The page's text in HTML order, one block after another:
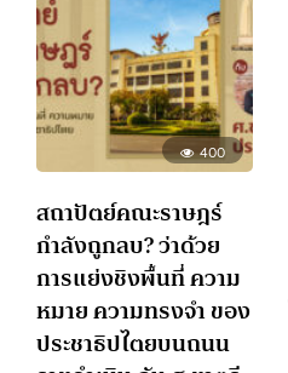
400
สถาปัตย์คณะราษฎร์
กำลังถูกลบ? ว่าด้วย
การแย่งชิงพื้นที่ ความ
หมาย ความทรงจำ ของ
ประชาธิปไตยบนถนน